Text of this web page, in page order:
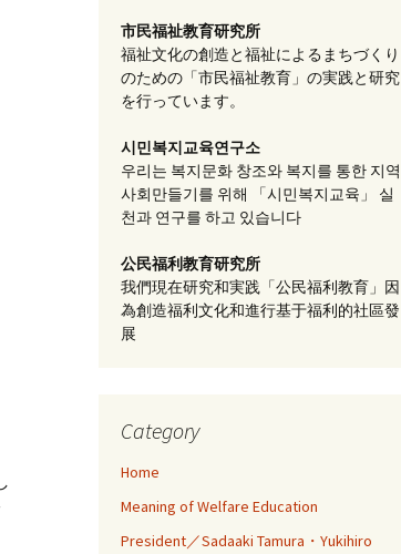
市民福祉教育研究所
福祉文化の創造と福祉によるまちづくり
のための「市民福祉教育」の実践と研究
を行っています。
시민복지교육연구소
우리는 복지문화 창조와 복지를 통한 지역
사회만들기를 위해 「시민복지교육」 실
천과 연구를 하고 있습니다
公民福利教育研究所
我們現在研究和実践「公民福利教育」因
為創造福利文化和進行基于福利的社區發
展
Category
Home
Meaning of Welfare Education
President／Sadaaki Tamura・Yukihiro